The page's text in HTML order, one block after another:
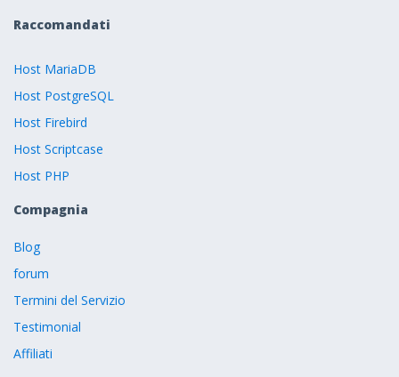
Raccomandati
Host MariaDB
Host PostgreSQL
Host Firebird
Host Scriptcase
Host PHP
Compagnia
Blog
forum
Termini del Servizio
Testimonial
Affiliati